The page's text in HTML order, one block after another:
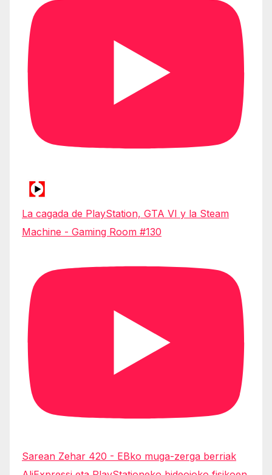
La cagada de PlayStation, GTA VI y la Steam
Machine - Gaming Room #130
Sarean Zehar 420 - EBko muga-zerga berriak